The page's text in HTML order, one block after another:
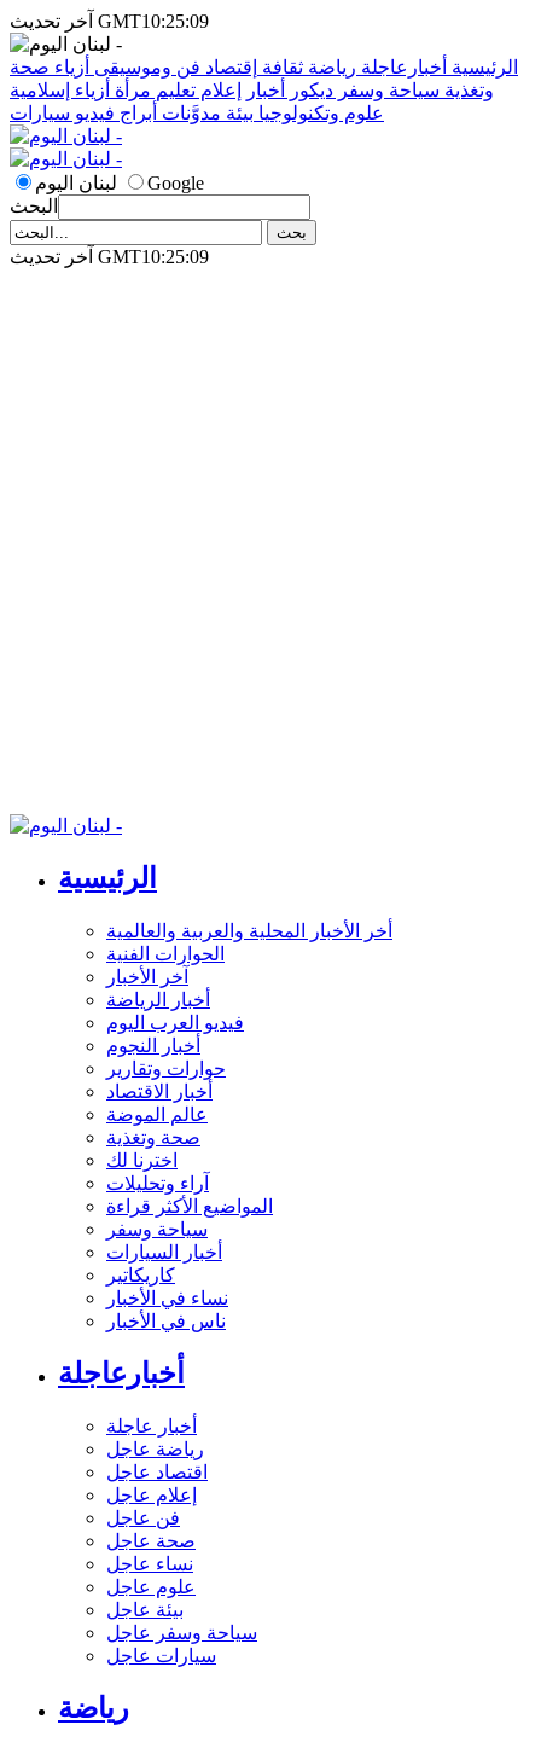
آخر تحديث GMT10:25:09
الرئيسية أخبارعاجلة رياضة ثقافة إقتصاد فن وموسيقى أزياء صحة
وتغذية سياحة وسفر ديكور أخبار إعلام تعليم مرأة أزياء إسلامية
علوم وتكنولوجيا بيئة مدوَّنات أبراج فيديو سيارات
لبنان اليوم
Google
البحث
آخر تحديث GMT10:25:09
الرئيسية
أخر الأخبار المحلية والعربية والعالمية
الحوارات الفنية
آخر الأخبار
أخبار الرياضة
فيديو العرب اليوم
أخبار النجوم
حوارات وتقارير
أخبار الاقتصاد
عالم الموضة
صحة وتغذية
اخترنا لك
آراء وتحليلات
المواضيع الأكثر قراءة
سياحة وسفر
أخبار السيارات
كاريكاتير
نساء في الأخبار
ناس في الأخبار
أخبارعاجلة
أخبار عاجلة
رياضة عاجل
اقتصاد عاجل
إعلام عاجل
فن عاجل
صحة عاجل
نساء عاجل
علوم عاجل
بيئة عاجل
سياحة وسفر عاجل
سيارات عاجل
رياضة